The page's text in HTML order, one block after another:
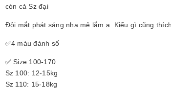
còn cả Sz đại
Đôi mắt phát sáng nha mê lắm ạ. Kiểu gì cũng
✅4 màu đánh số
✅ Size 100-170
Sz 100: 12-15kg
Sz 110: 15-18kg